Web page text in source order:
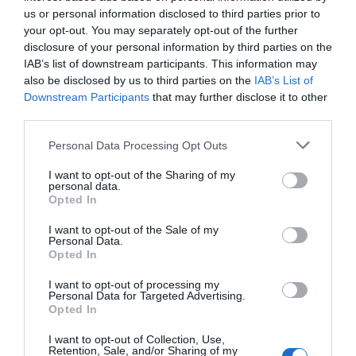
us or personal information disclosed to third parties prior to
your opt-out. You may separately opt-out of the further
disclosure of your personal information by third parties on the
IAB’s list of downstream participants. This information may
also be disclosed by us to third parties on the IAB’s List of
Downstream Participants that may further disclose it to other
Personal Data Processing Opt Outs
I want to opt-out of the Sharing of my
personal data.
Opted In
I want to opt-out of the Sale of my
Personal Data.
Opted In
I want to opt-out of processing my
Personal Data for Targeted Advertising.
Opted In
I want to opt-out of Collection, Use,
Retention, Sale, and/or Sharing of my
liquidez a través de su mercado secundario y del
programa de recompra (buyback).
Estos últimos seis meses han dejado registros
históricos para laproptech. La operación bajo el
código EQT-0127 se convirtió en la financiación
más ágil de la compañía al completarse en poco
un edificio entero en Alicante- supuso la mayor
operación de la firma hasta ahora, con cerca de
1,2 millones de euros captados.
Además, el pasado mes de marzo la compañía
cerró con éxito una ronda de financiación
colectiva en Crowdcube, superando los 517.000
euros y sumando más de 700 nuevos accionistas.